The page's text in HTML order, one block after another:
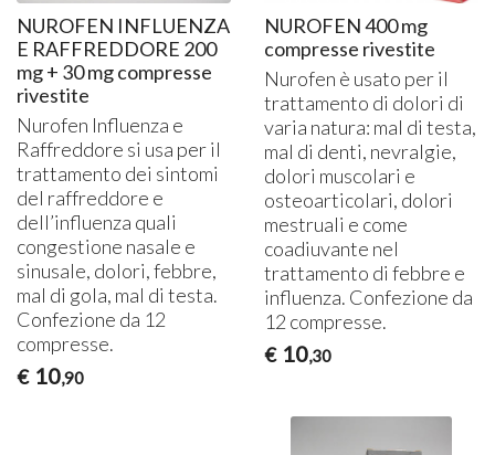
NUROFEN INFLUENZA
E RAFFREDDORE 200
mg + 30 mg compresse
rivestite
Nurofen Influenza e
Raffreddore si usa per il
trattamento dei sintomi
del raffreddore e
dell’influenza quali
congestione nasale e
sinusale, dolori, febbre,
mal di gola, mal di testa.
Confezione da 12
compresse.
€ 10,90
NUROFEN 400 mg
compresse rivestite
Nurofen è usato per il
trattamento di dolori di
varia natura: mal di testa,
mal di denti, nevralgie,
dolori muscolari e
osteoarticolari, dolori
mestruali e come
coadiuvante nel
trattamento di febbre e
influenza. Confezione da
12 compresse.
€ 10,30